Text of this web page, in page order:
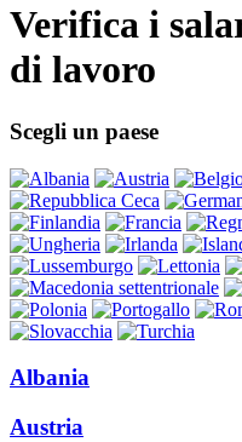
Verifica i
di lavoro
Scegli un paese
Albania
Austria